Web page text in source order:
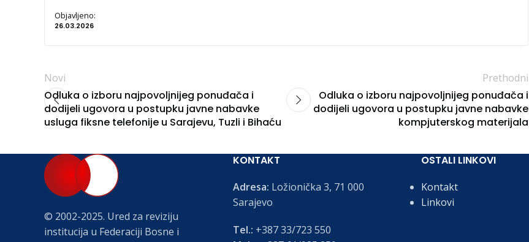
Objavljeno:
26.03.2026
Novi
Odluka o izboru najpovoljnijeg ponuđača i
dodijeli ugovora u postupku javne nabavke
usluga fiksne telefonije u Sarajevu, Tuzli i Bihaću
Prethodni
Odluka o izboru najpovoljnijeg ponuđača i
dodijeli ugovora u postupku javne nabavke
kompjuterskog materijala
© 2002-2025. Ured za reviziju
institucija u Federaciji Bosne i
KONTAKT
Adresa: Ložionička 3, 71 000
Sarajevo
Tel.: +387 33/723 550
OSTALI LINKOVI
Kontakt
Linkovi